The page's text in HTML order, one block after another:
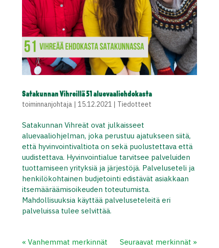
Satakunnan Vihreillä 51 aluevaaliehdokasta
toiminnanjohtaja| 15.12.2021 Tiedotteet
Satakunnan Vihreät ovat julkaisseet
aluevaaliohjelman, joka perustuu ajatukseen siitä,
että hyvinvointivaltiota on sekä puolustettava että
uudistettava. Hyvinvointialue tarvitsee palveluiden
tuottamiseen yrityksiä ja järjestöjä. Palveluseteli ja
henkilökohtainen budjetointi edistävät asiakkaan
itsemääräämisoikeuden toteutumista.
Mahdollisuuksia käyttää palveluseteleitä eri
palveluissa tulee selvittää.
« Vanhemmat merkinnät Seuraavat merkinnät »